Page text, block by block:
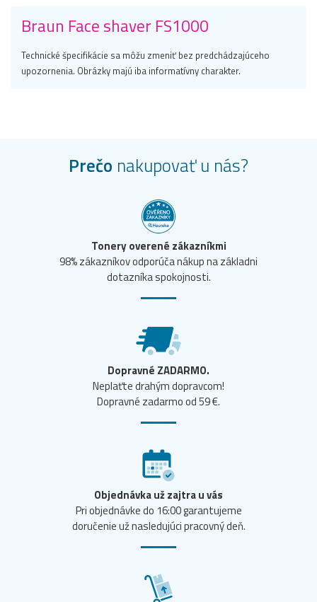
Braun Face shaver FS1000
Technické špecifikácie sa môžu zmeniť bez predchádzajúceho
upozornenia. Obrázky majú iba informatívny charakter.
Prečo nakupovať u nás?
Tonery overené zákazníkmi
98% zákazníkov odporúča nákup na základni
dotazníka spokojnosti.
Dopravné ZADARMO.
Neplaťte drahým dopravcom!
Dopravné zadarmo od 59 €.
Objednávka už zajtra u vás
Pri objednávke do 16:00 garantujeme
doručenie už nasledujúci pracovný deň.